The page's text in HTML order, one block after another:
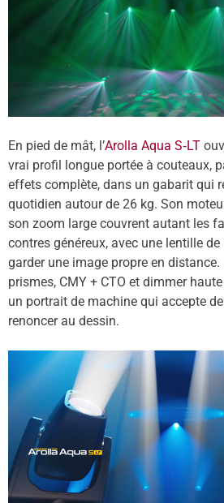
En pied de mât, l’Arolla Aqua S‑LT
vrai profil longue portée à couteaux,
effets complète, dans un gabarit qui
quotidien autour de 26 kg. Son
son zoom large couvrent autant les
contres généreux, avec une lentille
garder une image propre en
prismes, CMY + CTO et dimmer
un portrait de machine qui accepte
renoncer au dessin.